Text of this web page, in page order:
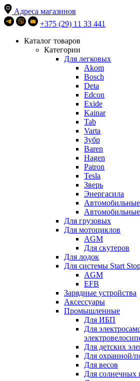
Адреса магазинов
+375 (29) 11 33 441
Каталог товаров
Категории
Для легковых
Akom
Bosch
Deta
Edcon
Exide
Kainar
Tab
Varta
Зубр
Baren
Hagen
Patron
Tesla
Зверь
Энергасила
Для грузовых
Для мотоциклов
AGM
Для скутеров
Для лодок
Для системы Start
AGM
EFB
Зарядные устройства
Аксессуары
Промышленные
Для ИБП
Для
Для детских
Для охранной/
Для весов
Для солнечных